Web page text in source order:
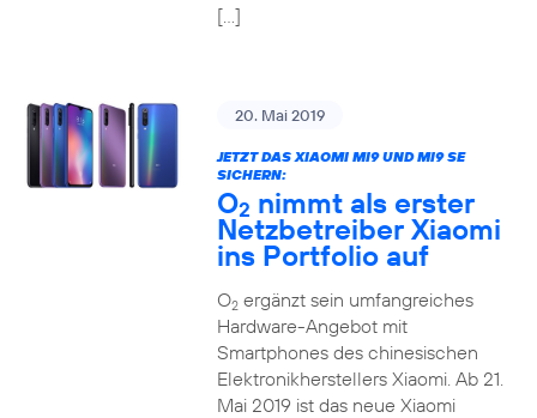
[…]
20. Mai 2019
JETZT DAS XIAOMI MI9 UND MI9 SE
SICHERN:
O2 nimmt als erster
Netzbetreiber Xiaomi
ins Portfolio auf
O2ergänzt sein umfangreiches
Hardware-Angebot mit
Smartphones des chinesischen
Elektronikherstellers Xiaomi. Ab 21.
Mai 2019 ist das neue Xiaomi